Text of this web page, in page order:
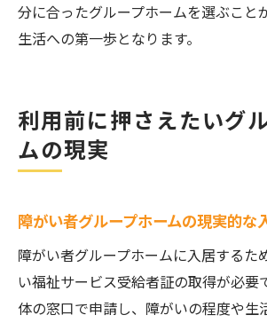
分に合ったグループホームを選ぶこと
生活への第一歩となります。
利用前に押さえたいグ
ムの現実
障がい者グループホームの現実的な
障がい者グループホームに入居するた
い福祉サービス受給者証の取得が必要
体の窓口で申請し、障がいの程度や生